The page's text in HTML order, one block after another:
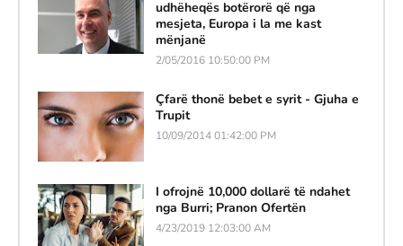
udhëheqës botërorë që nga
mesjeta, Europa i la me kast
mënjanë
2/05/2016 10:50:00 PM
Çfarë thonë bebet e syrit - Gjuha e
Trupit
10/09/2014 01:42:00 PM
I ofrojnë 10,000 dollarë të ndahet
nga Burri; Pranon Ofertën
4/23/2019 12:03:00 AM